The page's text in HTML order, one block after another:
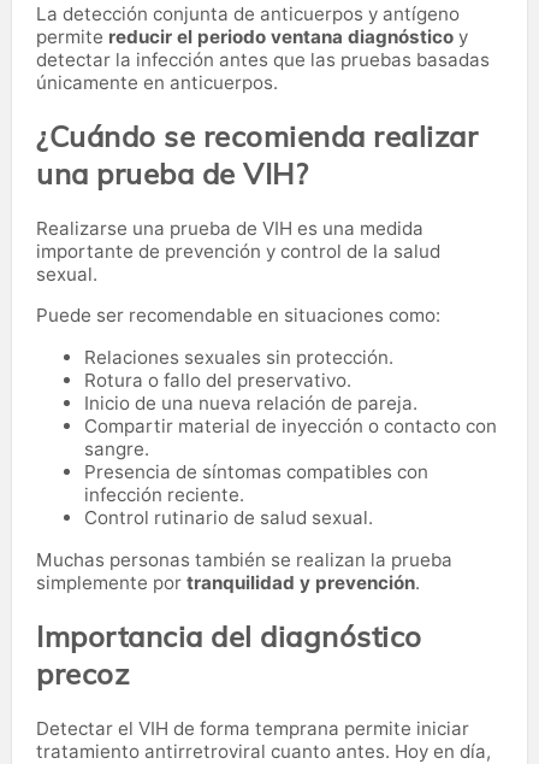
La detección conjunta de anticuerpos y antígeno
permite reducir el periodo ventana diagnóstico y
detectar la infección antes que las pruebas basadas
únicamente en anticuerpos.
¿Cuándo se recomienda realizar
una prueba de VIH?
Realizarse una prueba de VIH es una medida
importante de prevención y control de la salud
sexual.
Puede ser recomendable en situaciones como:
Relaciones sexuales sin protección.
Rotura o fallo del preservativo.
Inicio de una nueva relación de pareja.
Compartir material de inyección o contacto con
sangre.
Presencia de síntomas compatibles con
infección reciente.
Control rutinario de salud sexual.
Muchas personas también se realizan la prueba
simplemente por tranquilidad y prevención.
Importancia del diagnóstico
precoz
Detectar el VIH de forma temprana permite iniciar
tratamiento antirretroviral cuanto antes. Hoy en día,